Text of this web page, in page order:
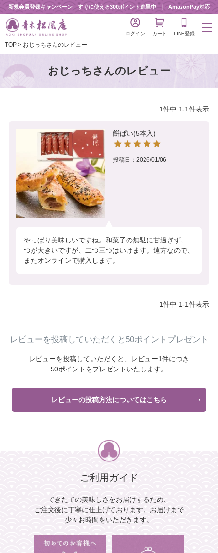
新規会員登録キャンペーン すぐに使える300ポイント進呈中 AmazonPay対応
ログイン カート LINE登録
TOP おじっちさんのレビュー
おじっちさんのレビュー
1件中 1-1件表示
餅ぱい(5本入)
投稿日 2026/01/06
やっぱり美味しいですね。和菓子の無駄に甘過ぎず、一
つが大きいですが、二つ三つはいけます。遠方なので、
またオンラインで購入します。
1件中 1-1件表示
レビューを投稿していただくと50ポイントプレゼント
レビューを投稿していただくと、
レビュー1件につき
50ポイントをプレゼントいたします。
レビューの投稿方法についてはこちら
ご利用ガイド
できたての美味しさをお届けするため、
ご注文後に丁寧に仕上げております。 お届けまで
少々お時間をいただきます。